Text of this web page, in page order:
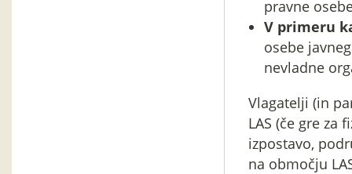
pravne
V primeru
osebe
nevladne
Vlagatelji (in
LAS (če gre za
izpostavo,
na območju